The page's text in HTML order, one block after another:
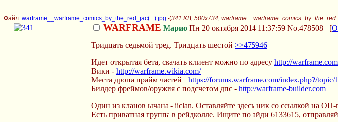
Файл: warframe__warframe_comics_by_the_red_jac(...).jpg -(341 KB, 500x734,
WARFRAME Марио Пн 20 октября 2014 11:37:59 No.478508 [
Тридцать седьмой тред. Тридцать шестой >>475946
Идет открытая бета, скачать клиент можно по адресу http://warframe.com
Вики - http://warframe.wikia.com/
Места дропа прайм частей - https://forums.warframe.com/index.php?/topic/
Билдер фреймов/оружия с подсчетом дпс - http://warframe-builder.com
Один из кланов ычана - iiclan. Оставляйте здесь ник со ссылкой на
Есть приватная группа в рейдколле. Ищите по айди 6133615,